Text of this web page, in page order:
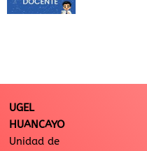
UGEL
HUANCAYO
Unidad de